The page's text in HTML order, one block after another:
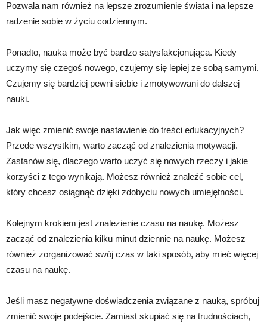
Pozwala nam również na lepsze zrozumienie świata i na lepsze
radzenie sobie w życiu codziennym.
Ponadto, nauka może być bardzo satysfakcjonująca. Kiedy
uczymy się czegoś nowego, czujemy się lepiej ze sobą samymi.
Czujemy się bardziej pewni siebie i zmotywowani do dalszej
nauki.
Jak więc zmienić swoje nastawienie do treści edukacyjnych?
Przede wszystkim, warto zacząć od znalezienia motywacji.
Zastanów się, dlaczego warto uczyć się nowych rzeczy i jakie
korzyści z tego wynikają. Możesz również znaleźć sobie cel,
który chcesz osiągnąć dzięki zdobyciu nowych umiejętności.
Kolejnym krokiem jest znalezienie czasu na naukę. Możesz
zacząć od znalezienia kilku minut dziennie na naukę. Możesz
również zorganizować swój czas w taki sposób, aby mieć więcej
czasu na naukę.
Jeśli masz negatywne doświadczenia związane z nauką, spróbuj
zmienić swoje podejście. Zamiast skupiać się na trudnościach,